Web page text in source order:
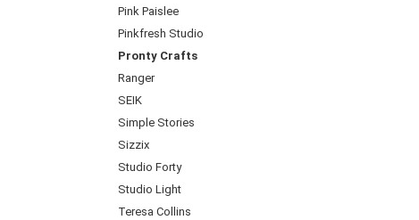
Pink Paislee
Pinkfresh Studio
Pronty Crafts
Ranger
SEIK
Simple Stories
Sizzix
Studio Forty
Studio Light
Teresa Collins